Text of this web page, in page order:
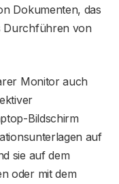
Dokumenten, das
Durchführen von
Monitor auch
Bildschirm
auf
sie auf dem
oder mit dem